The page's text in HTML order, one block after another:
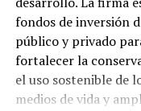
fondos de inversión
público y privado
fortalecer la
el uso sostenible de
medios de vida y